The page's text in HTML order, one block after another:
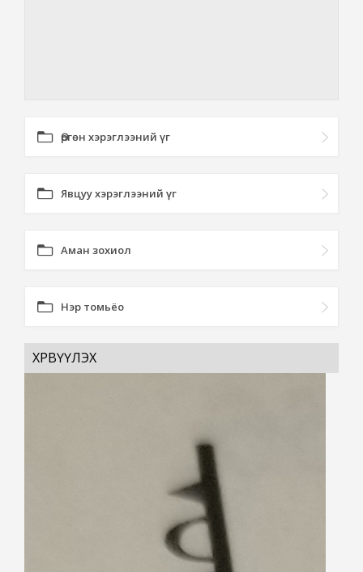
Өргөн хэрэглээний үг
Явцуу хэрэглээний үг
Аман зохиол
Нэр томьёо
ХӨРВҮҮЛЭХ